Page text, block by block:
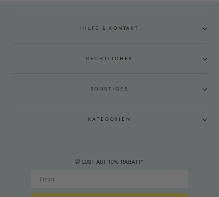
HILFE & KONTAKT
RECHTLICHES
SONSTIGES
KATEGORIEN
🤫 LUST AUF 10% RABATT?